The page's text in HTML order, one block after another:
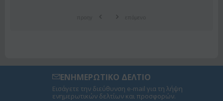
ΕΝΗΜΕΡΩΤΙΚΟ ΔΕΛΤΙΟ
Εισάγετε την διεύθυνση e-mail για τη λήψη
ενημερωτικών δελτίων και προσφορών.